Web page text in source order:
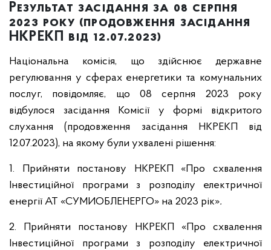
Результат засідання за 08 серпня
2023 року (продовження засідання
НКРЕКП від 12.07.2023)
Національна комісія, що здійснює державне
регулювання у сферах енергетики та комунальних
послуг, повідомляє, що 08 серпня 2023 року
відбулося засідання Комісії у формі відкритого
слухання (продовження засідання НКРЕКП від
12.07.2023), на якому були ухвалені рішення:
1. Прийняти постанову НКРЕКП «Про схвалення
Інвестиційної програми з розподілу електричної
енергії АТ «СУМИОБЛЕНЕРГО» на 2023 рік».
2. Прийняти постанову НКРЕКП «Про схвалення
Інвестиційної програми з розподілу електричної